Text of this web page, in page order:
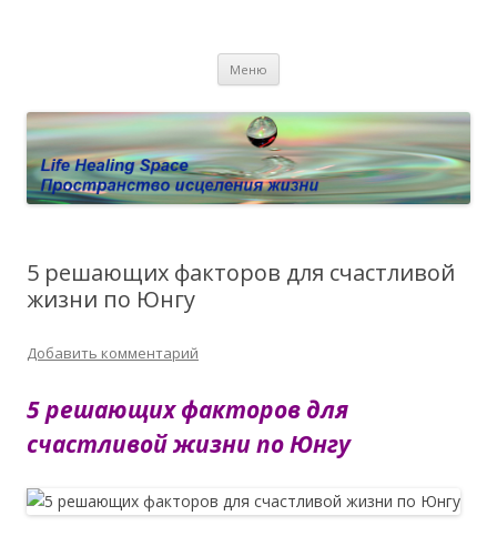
Личный сайт Елены Барымовой
исцелении воспоминанием и ренкарнационике. Услуги.
Меню
5 решающих факторов для счастливой
жизни по Юнгу
Добавить комментарий
5 решающих факторов для
счастливой жизни по Юнгу